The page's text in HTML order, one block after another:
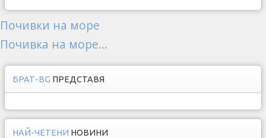
Почивки на море
Почивка на море...
БРАТ-BG ПРЕДСТАВЯ
НАЙ-ЧЕТЕНИ НОВИНИ